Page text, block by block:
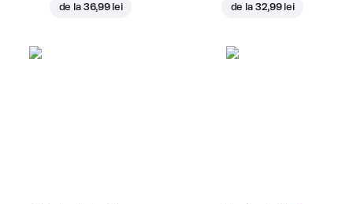
de la 36,99 lei de la 32,99 lei